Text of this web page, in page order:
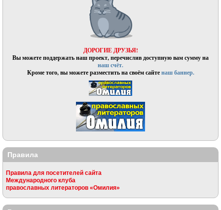
ДОРОГИЕ ДРУЗЬЯ!
Вы можете поддержать наш проект, перечислив доступную вам сумму на
наш счёт.
Кроме того, вы можете разместить на своём сайтенаш баннер.
Правила
Правила для посетителей сайта
Международного клуба
православных литераторов «Омилия»